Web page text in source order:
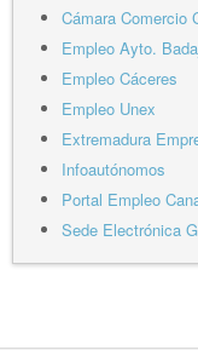
Cámara Comercio
Empleo Ayto.
Empleo Cáceres
Empleo Unex
Extremadura
Infoautónomos
Portal Empleo
Sede Electrónica